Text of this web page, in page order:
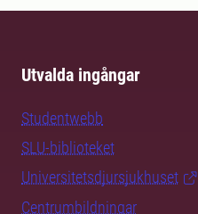
Utvalda ingångar
Studentwebb
SLU-biblioteket
Universitetsdjursjukhuset
Centrumbildningar